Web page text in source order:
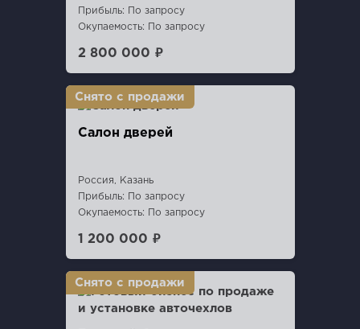
Прибыль: По запросу
Окупаемость: По запросу
2 800 000 ₽
Салон дверей
Россия, Казань
Прибыль: По запросу
Окупаемость: По запросу
1 200 000 ₽